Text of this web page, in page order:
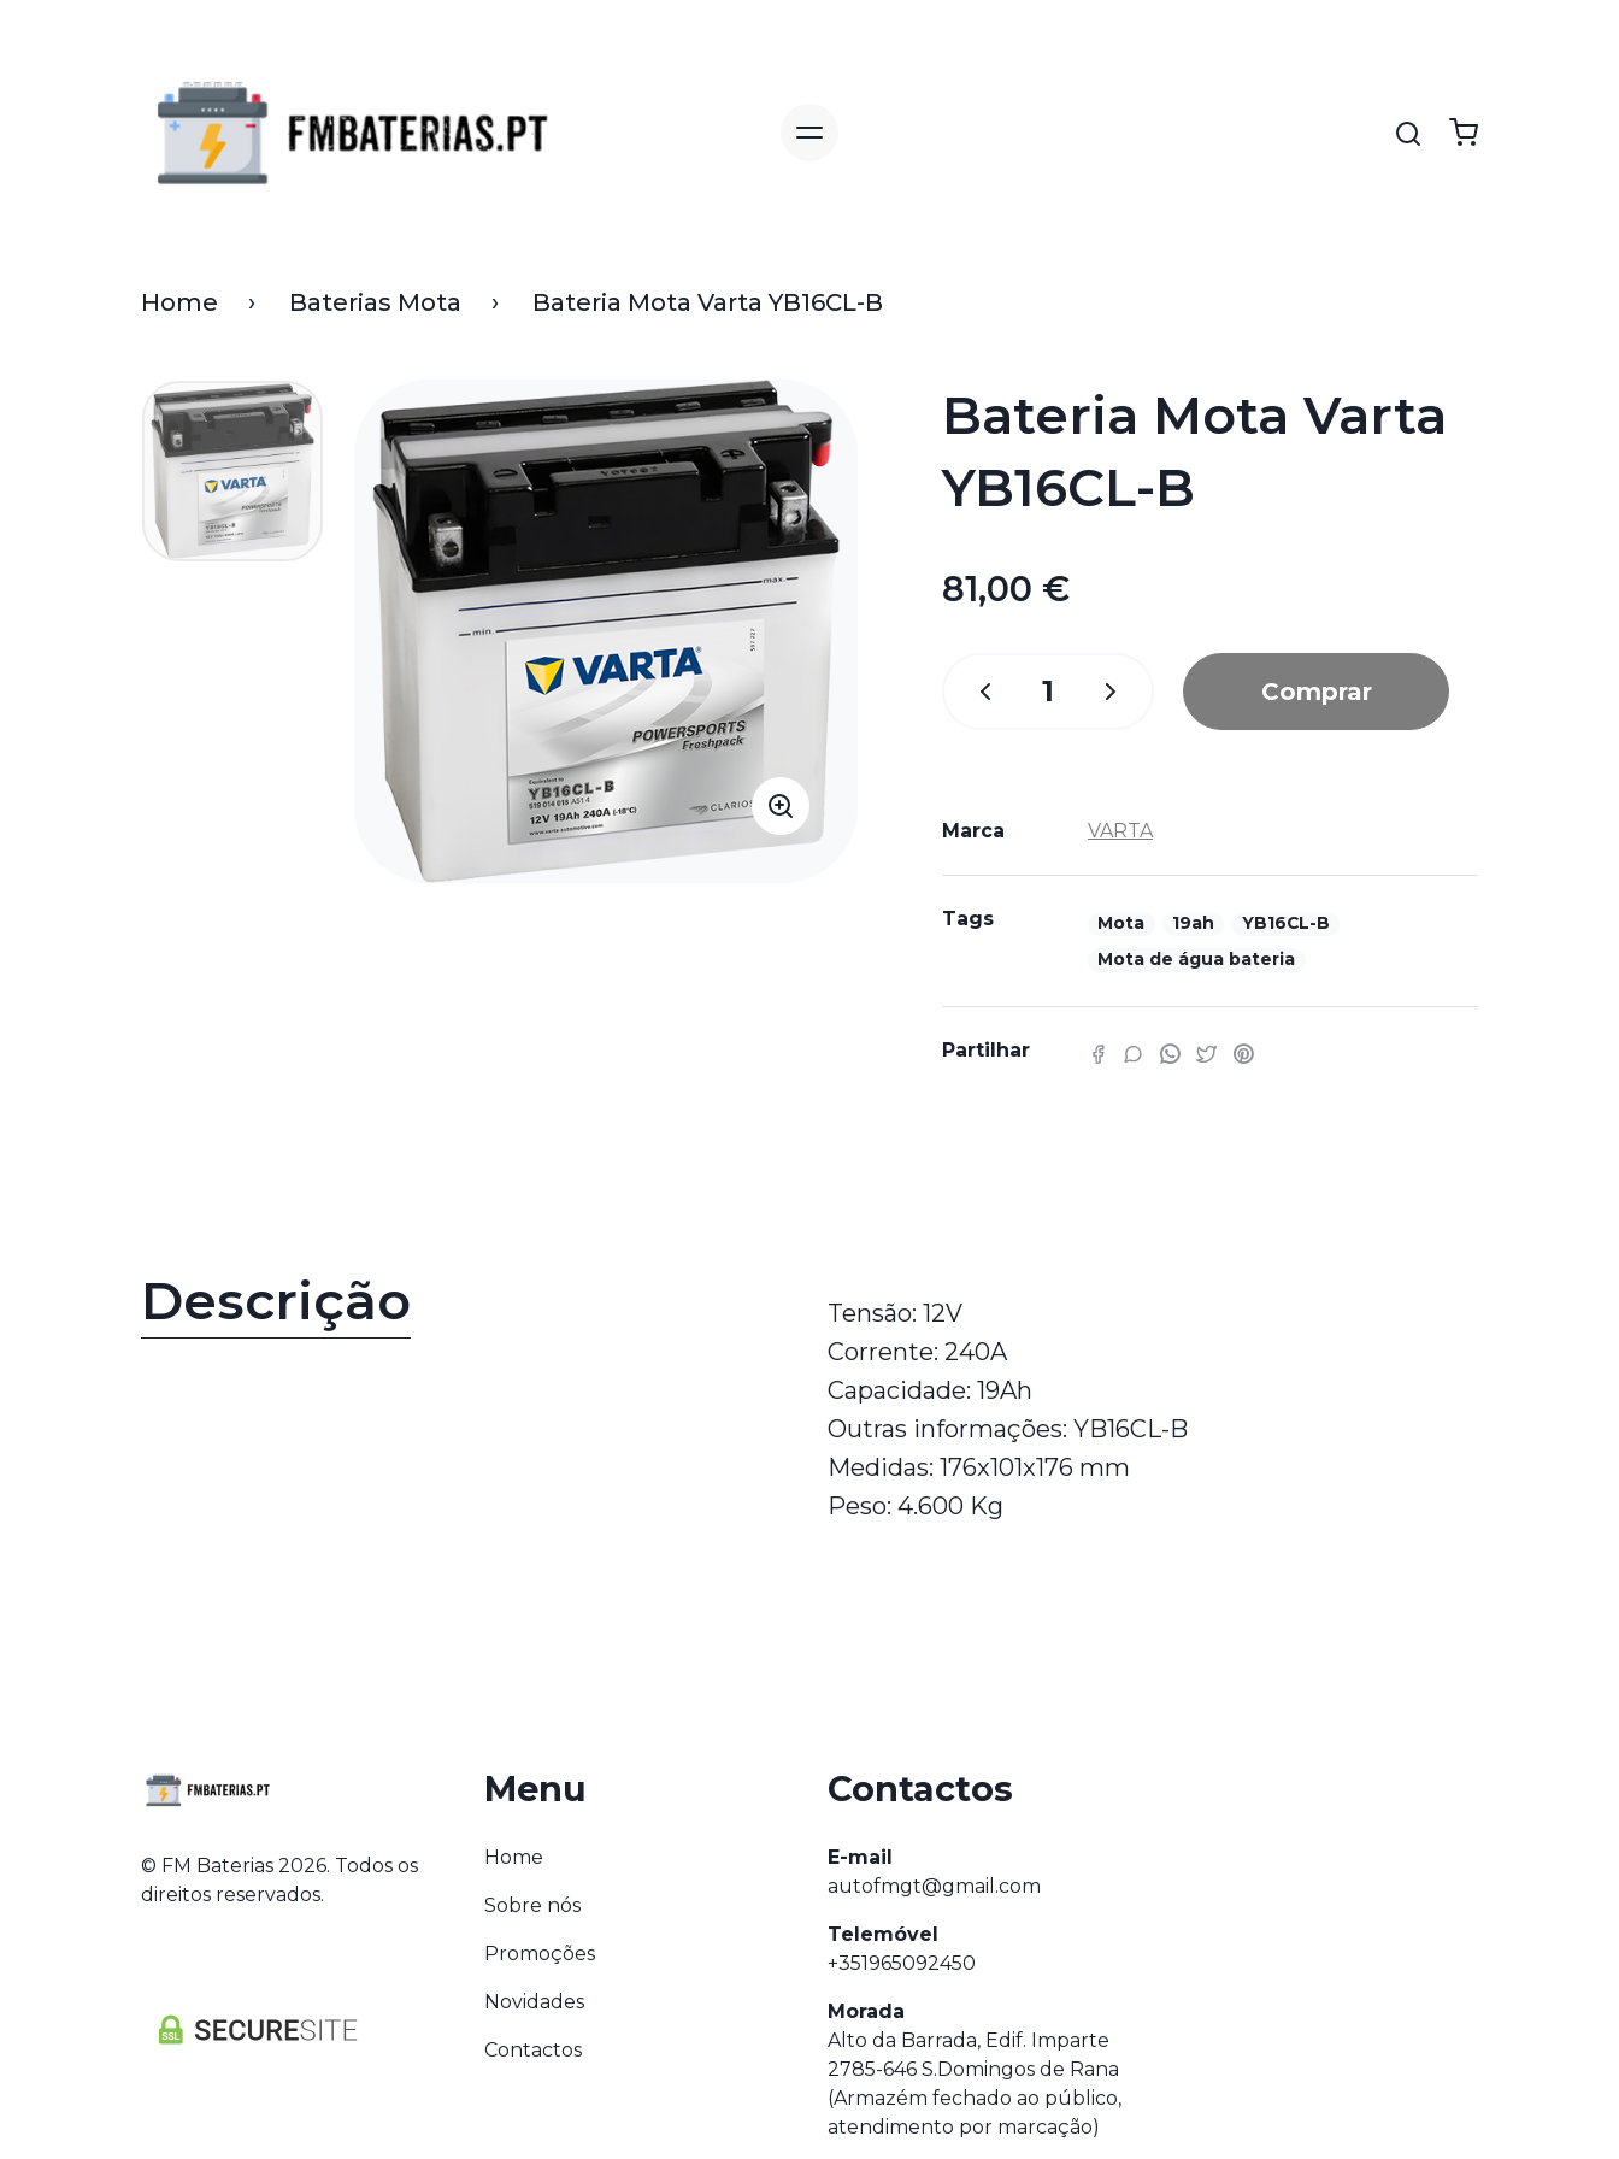
Home Baterias Mota Bateria Mota Varta YB16CL-B
Bateria Mota Varta
YB16CL-B
81,00 €
Comprar
Marca VARTA
Tags Mota 19ah
YB16CL-B
Mota de água bateria
Partilhar
Descrição
Tensão: 12V
Corrente: 240A
Capacidade: 19Ah
Outras informações: YB16CL-B
Medidas: 176x101x176 mm
Peso: 4.600 Kg
© FM Baterias 2026. Todos os
direitos reservados.
Menu
Home
Sobre nós
Promoções
Novidades
Contactos
Contactos
E-mail
autofmgt@gmail.com
Telemóvel
+351965092450
Morada
Alto da Barrada, Edif. Imparte
2785-646 S.Domingos de Rana
(Armazém fechado ao público,
atendimento por marcação)